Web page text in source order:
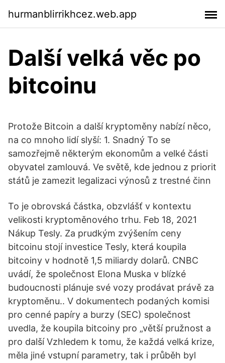
hurmanblirrikhcez.web.app
Další velká věc po
bitcoinu
Protože Bitcoin a další kryptoměny nabízí něco,
na co mnoho lidí slyší: 1. Snadný To se
samozřejmě některým ekonomům a velké části
obyvatel zamlouvá. Ve světě, kde jednou z priorit
států je zamezit legalizaci výnosů z trestné činn
To je obrovská částka, obzvlášť v kontextu
velikosti kryptoměnového trhu. Feb 18, 2021
Nákup Tesly. Za prudkým zvýšením ceny
bitcoinu stojí investice Tesly, která koupila
bitcoiny v hodnotě 1,5 miliardy dolarů. CNBC
uvádí, že společnost Elona Muska v blízké
budoucnosti plánuje své vozy prodávat právě za
kryptoměnu.. V dokumentech podaných komisi
pro cenné papíry a burzy (SEC) společnost
uvedla, že koupila bitcoiny pro „větší pružnost a
pro další Vzhledem k tomu, že každá velká krize,
měla jiné vstupní parametry, tak i průběh byl